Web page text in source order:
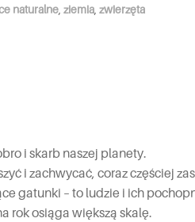
naturalne, ziemia, zwierzęta
i skarb naszej planety.
i zachwycać, coraz częściej
gatunki – to ludzie i ich
rok osiąga większą skalę.